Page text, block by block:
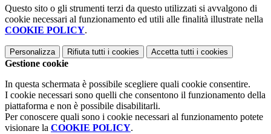
Questo sito o gli strumenti terzi da questo utilizzati si avvalgono di
cookie necessari al funzionamento ed utili alle finalità illustrate nella
COOKIE POLICY.
Personalizza Rifiuta tutti i cookies Accetta tutti i cookies
Gestione cookie
In questa schermata è possibile scegliere quali cookie consentire.
I cookie necessari sono quelli che consentono il funzionamento della
piattaforma e non è possibile disabilitarli.
Per conoscere quali sono i cookie necessari al funzionamento potete
visionare la COOKIE POLICY.